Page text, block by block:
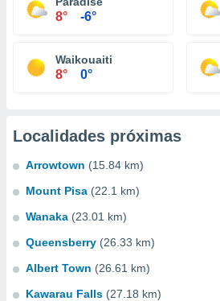
8° -6°
Waikouaiti
8° 0°
Localidades próximas
Arrowtown (15.84 km)
Mount Pisa (22.1 km)
Wanaka (23.01 km)
Queensberry (26.33 km)
Albert Town (26.61 km)
Kawarau Falls (27.18 km)